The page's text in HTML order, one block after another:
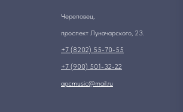
Череповец,
проспект Луначарского, 23.
+7 (8202) 55-70-55
+7 (900) 501-32-22
apcmusic@mail.ru